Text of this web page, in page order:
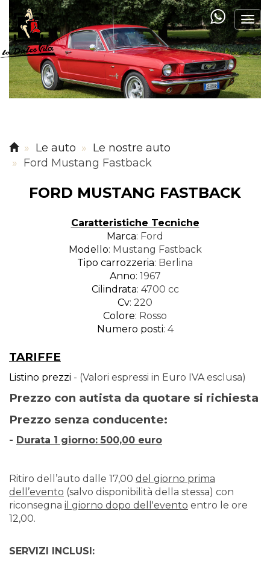
Le auto
Le nostre auto
Ford Mustang Fastback
FORD MUSTANG FASTBACK
Caratteristiche Tecniche
Marca: Ford
Modello: Mustang Fastback
Tipo carrozzeria: Berlina
Anno: 1967
Cilindrata: 4700 cc
Cv: 220
Colore: Rosso
Numero posti: 4
TARIFFE
Listino prezzi - (Valori espressi in Euro IVA esclusa)
Prezzo con autista da quotare si richiesta
Prezzo senza conducente:
- Durata 1 giorno: 500,00 euro
Ritiro dell’auto dalle 17,00 del giorno prima
dell’evento (salvo disponibilità della stessa) con
riconsegna il giorno dopo dell'evento entro le ore
12,00.
SERVIZI INCLUSI: